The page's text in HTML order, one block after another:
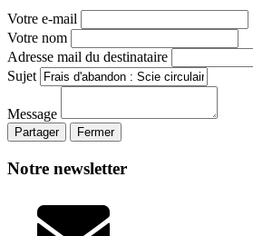
Votre e-mail
Votre nom
Adresse mail du destinataire
Sujet
Message
Partager Fermer
Notre newsletter